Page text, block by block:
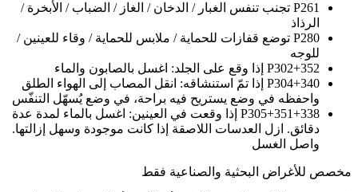
P261 تجنب تنفس الغبار / الدخان / الغاز / الضباب / الأبخرة /
الرذاذ
P280 توضع قفازات للحماية / ملابس للحماية / وقاء للعينين /
للوجه
P302+352 إذا وقع على الجلد: اغسل بالصابون والماء
P304+340 إذا تمّ استنشاقه: انقل المصاب إلى الهواء الطلق
واحفظه في وضع يستريح فيه براحة، في وضع يُسهّل التنفّس
P305+351+338 إذا وقعت في العينين: اغسل بالماء لمدة عدة
دقائق. ازل العدسات اللاصقة إذا كانت موجودة وسهل إزالتها.
واصل الغسل
مخصص للأغراض البحثية والصناعية فقط